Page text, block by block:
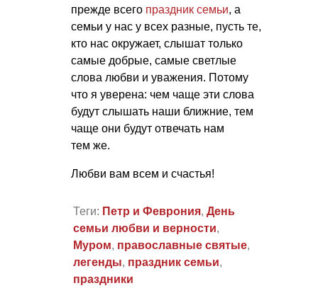
прежде всего праздник семьи, а
семьи у нас у всех разные, пусть те,
кто нас окружает, слышат только
самые добрые, самые светлые
слова любви и уважения. Потому
что я уверена: чем чаще эти слова
будут слышать наши ближние, тем
чаще они будут отвечать нам
тем же.
Любви вам всем и счастья!
Теги: Петр и Феврония, День
семьи любви и верности,
Муром, православные святые,
легенды, праздник семьи,
праздники